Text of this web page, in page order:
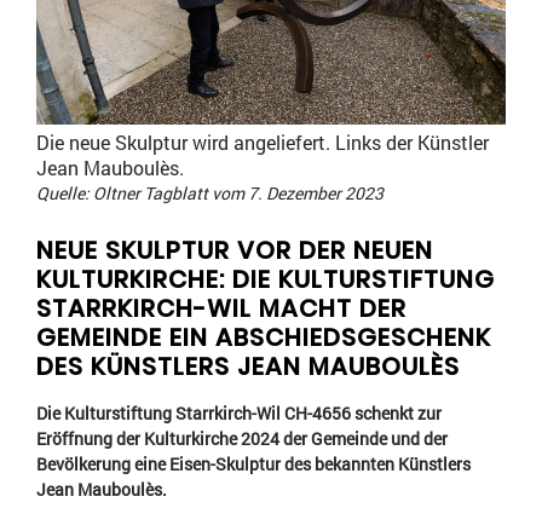
Die neue Skulptur wird angeliefert. Links der Künstler
Jean Mauboulès.
Quelle: Oltner Tagblatt vom 7. Dezember 2023
NEUE SKULPTUR VOR DER NEUEN
KULTURKIRCHE: DIE KULTURSTIFTUNG
STARRKIRCH-WIL MACHT DER
GEMEINDE EIN ABSCHIEDSGESCHENK
DES KÜNSTLERS JEAN MAUBOULÈS
Die Kulturstiftung Starrkirch-Wil CH-4656 schenkt zur
Eröffnung der Kulturkirche 2024 der Gemeinde und der
Bevölkerung eine Eisen-Skulptur des bekannten Künstlers
Jean Mauboulès.